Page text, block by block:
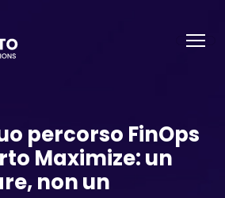
percorso FinOps
Maximize: un
non un